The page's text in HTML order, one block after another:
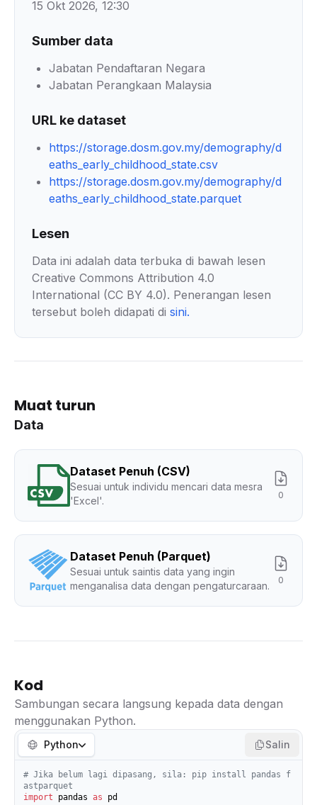
15 Okt 2026, 12:30
Sumber data
Jabatan Pendaftaran Negara
Jabatan Perangkaan Malaysia
URL ke dataset
https://storage.dosm.gov.my/demography/d
eaths_early_childhood_state.csv
https://storage.dosm.gov.my/demography/d
eaths_early_childhood_state.parquet
Lesen
Data ini adalah data terbuka di bawah lesen
Creative Commons Attribution 4.0
International (CC BY 4.0). Penerangan lesen
tersebut boleh didapati di sini.
Muat turun
Data
Dataset Penuh (CSV)
Sesuai untuk individu mencari data mesra
'Excel'.
0
Dataset Penuh (Parquet)
Sesuai untuk saintis data yang ingin
menganalisa data dengan pengaturcaraan.
0
Kod
Sambungan secara langsung kepada data dengan
menggunakan Python.
Python Salin
# Jika belum lagi dipasang, sila: pip install pandas f
astparquet
import pandas as pd